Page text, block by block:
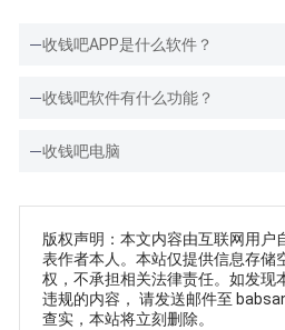
收钱吧APP是什么软件？
收钱吧软件有什么功能？
收钱吧电脑
版权声明：本文内容由互联网用户
表作者本人。本站仅提供信息存储
权，不承担相关法律责任。如发现
违规的内容， 请发送邮件至
查实，本站将立刻删除。